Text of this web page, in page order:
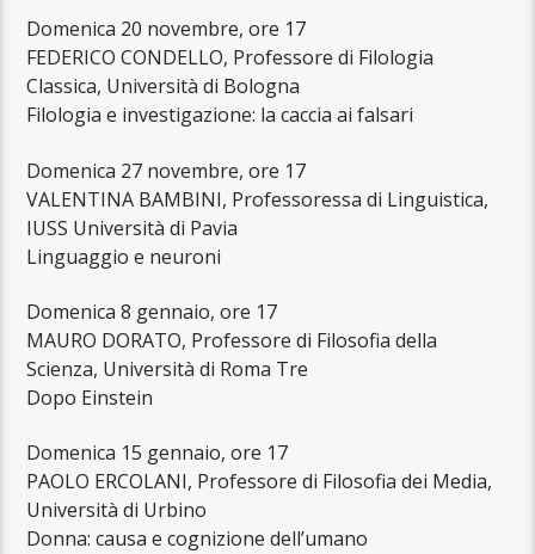
Domenica 20 novembre, ore 17
FEDERICO CONDELLO, Professore di Filologia
Classica, Università di Bologna
Filologia e investigazione: la caccia ai falsari
Domenica 27 novembre, ore 17
VALENTINA BAMBINI, Professoressa di Linguistica,
IUSS Università di Pavia
Linguaggio e neuroni
Domenica 8 gennaio, ore 17
MAURO DORATO, Professore di Filosofia della
Scienza, Università di Roma Tre
Dopo Einstein
Domenica 15 gennaio, ore 17
PAOLO ERCOLANI, Professore di Filosofia dei Media,
Università di Urbino
Donna: causa e cognizione dell’umano